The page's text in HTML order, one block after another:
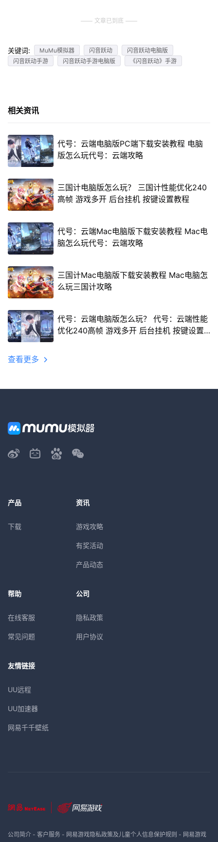
文章已到底
关键词: MuMu模拟器 闪音跃动
闪音跃动电脑版
闪音跃动手游
闪音跃动手游电脑版 《闪音跃动》手游
相关资讯
代号：云端电脑版PC端下载安装教程 电脑
版怎么玩代号：云端攻略
三国计电脑版怎么玩？ 三国计性能优化240
高帧 游戏多开 后台挂机 按键设置教程
代号：云端Mac电脑版下载安装教程 Mac电
脑怎么玩代号：云端攻略
三国计Mac电脑版下载安装教程 Mac电脑怎
么玩三国计攻略
代号：云端电脑版怎么玩？ 代号：云端性能
优化240高帧 游戏多开 后台挂机 按键设置
查看更多
产品
下载
资讯
游戏攻略
有奖活动
产品动态
帮助
在线客服
常见问题
公司
隐私政策
用户协议
友情链接
UU远程
UU加速器
网易千千壁纸
公司简介- 客户服务- 网易游戏隐私政策及儿童个人信息保护规则 - 网易游戏